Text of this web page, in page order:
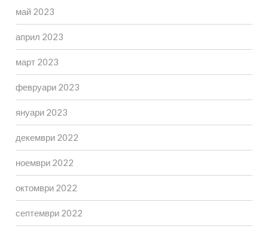
май 2023
април 2023
март 2023
февруари 2023
януари 2023
декември 2022
ноември 2022
октомври 2022
септември 2022